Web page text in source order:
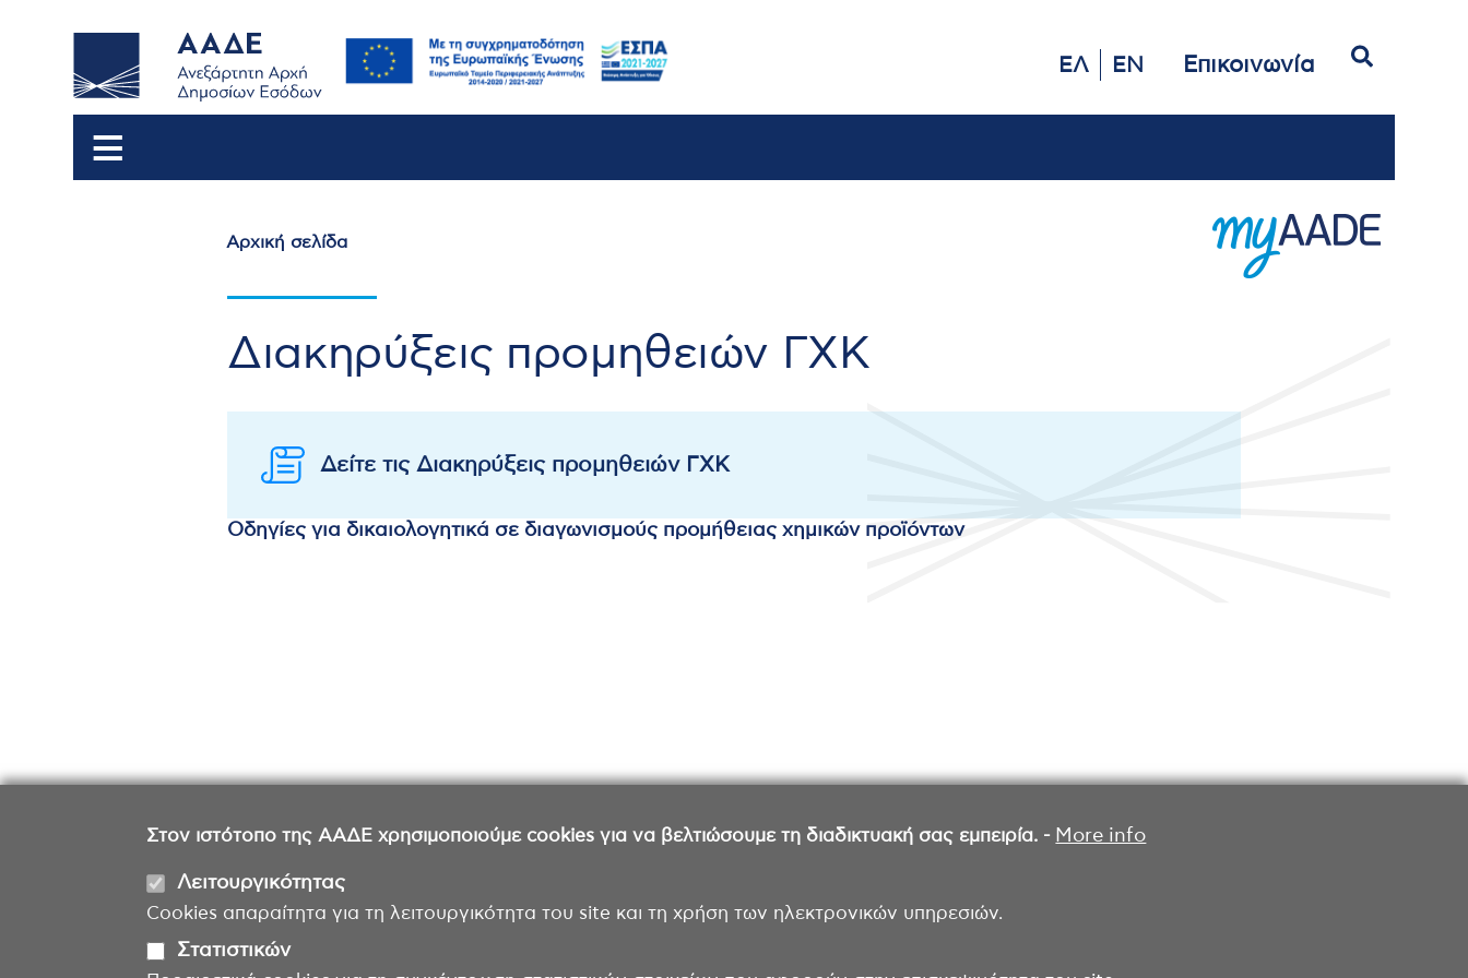
Στον ιστότοπο της ΑΑΔΕ χρησιμοποιούμε cookies για να βελτιώσουμε τη διαδικτυακή σας εμπειρία. - More info
Λειτουργικότητας
Cookies απαραίτητα για τη λειτουργικότητα του site και τη χρήση των ηλεκτρονικών υπηρεσιών.
Στατιστικών
ΕΛ EN Επικοινωνία
Breadcrumb
Αρχική σελίδα
Διακηρύξεις προμηθειών ΓΧΚ
Δείτε τις Διακηρύξεις προμηθειών ΓΧΚ
Οδηγίες για δικαιολογητικά σε διαγωνισμούς προμήθειας χημικών προϊόντων